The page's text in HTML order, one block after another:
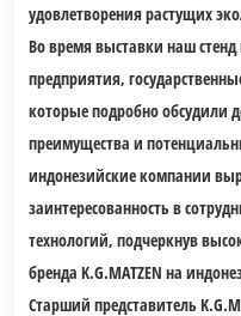
удовлетворения растущих
Во время выставки наш
предприятия,
которые подробно обсудили
преимущества и
индонезийские компании
заинтересованность в
технологий, подчеркнув
бренда K.G.MATZEN на
Старший представитель